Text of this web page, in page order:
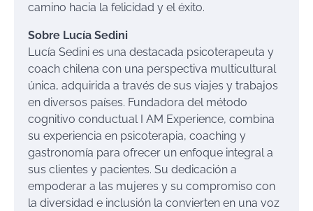
camino hacia la felicidad y el éxito.
Sobre Lucía Sedini
Lucía Sedini es una destacada psicoterapeuta y
coach chilena con una perspectiva multicultural
única, adquirida a través de sus viajes y trabajos
en diversos países. Fundadora del método
cognitivo conductual I AM Experience, combina
su experiencia en psicoterapia, coaching y
gastronomía para ofrecer un enfoque integral a
sus clientes y pacientes. Su dedicación a
empoderar a las mujeres y su compromiso con
la diversidad e inclusión la convierten en una voz